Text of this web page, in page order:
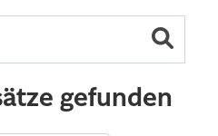
gefunden